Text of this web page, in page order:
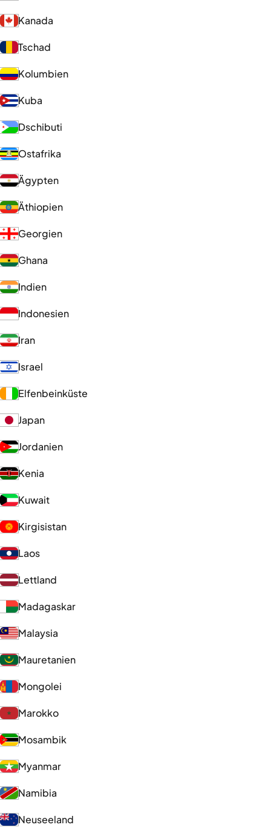
Kanada
Tschad
Kolumbien
Kuba
Dschibuti
Ostafrika
Ägypten
Äthiopien
Georgien
Ghana
Indien
Indonesien
Iran
Israel
Elfenbeinküste
Japan
Jordanien
Kenia
Kuwait
Kirgisistan
Laos
Lettland
Madagaskar
Malaysia
Mauretanien
Mongolei
Marokko
Mosambik
Myanmar
Namibia
Neuseeland